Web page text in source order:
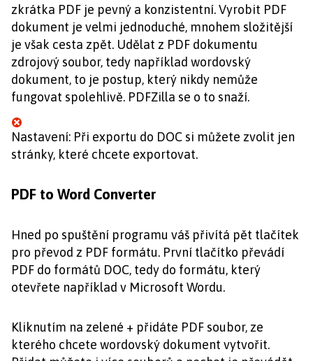
zkrátka PDF je pevný a konzistentní. Vyrobit PDF
dokument je velmi jednoduché, mnohem složitější
je však cesta zpět. Udělat z PDF dokumentu
zdrojový soubor, tedy například wordovský
dokument, to je postup, který nikdy nemůže
fungovat spolehlivě. PDFZilla se o to snaží.
Nastavení: Při exportu do DOC si můžete zvolit jen
stránky, které chcete exportovat.
PDF to Word Converter
Hned po spuštění programu váš přivítá pět tlačítek
pro převod z PDF formátu. První tlačítko převádí
PDF do formátů DOC, tedy do formátu, který
otevřete například v Microsoft Wordu.
Kliknutím na zelené + přidáte PDF soubor, ze
kterého chcete wordovský dokument vytvořit.